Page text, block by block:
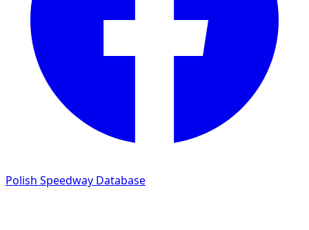
Polish Speedway Database